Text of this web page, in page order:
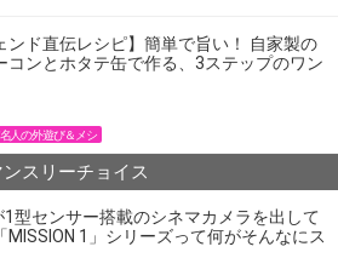
ンド直伝レシピ】簡単で旨い！ 自家製の
コンとホタテ缶で作る、3ステップのワン
人の外遊び＆メシ
ンスリーチョイス
1型センサー搭載のシネマカメラを出して
MISSION 1」シリーズって何がそんなにス